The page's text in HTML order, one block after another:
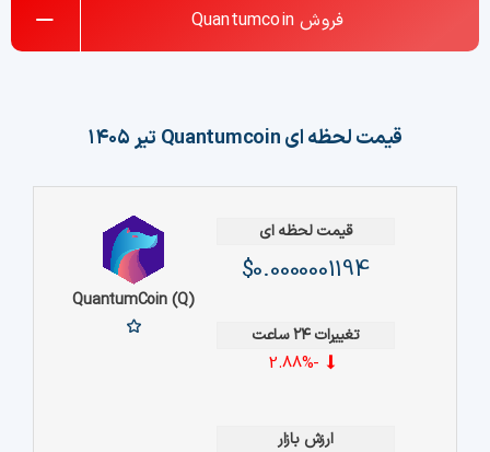
شاخص ترس و طمع
مشاوره خدمات مالی
فروش Quantumcoin
قیمت لحظه ایQuantumcoin تیر ۱۴۰۵
QuantumCoin (Q)
قیمت لحظه ای
$0.0000001194
تغییرات ۲۴ ساعت
-2.88%
ارزش بازار